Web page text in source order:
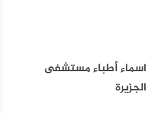
اسماء أطباء مستشفى
الجزيرة